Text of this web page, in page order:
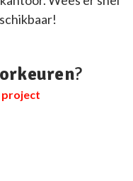
?
project